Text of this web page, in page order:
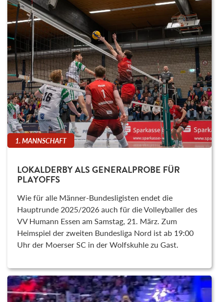
1. MANNSCHAFT
LOKALDERBY ALS GENERALPROBE FÜR
PLAYOFFS
Wie für alle Männer-Bundesligisten endet die
Hauptrunde 2025/2026 auch für die Volleyballer des
VV Humann Essen am Samstag, 21. März. Zum
Heimspiel der zweiten Bundesliga Nord ist ab 19:00
Uhr der Moerser SC in der Wolfskuhle zu Gast.